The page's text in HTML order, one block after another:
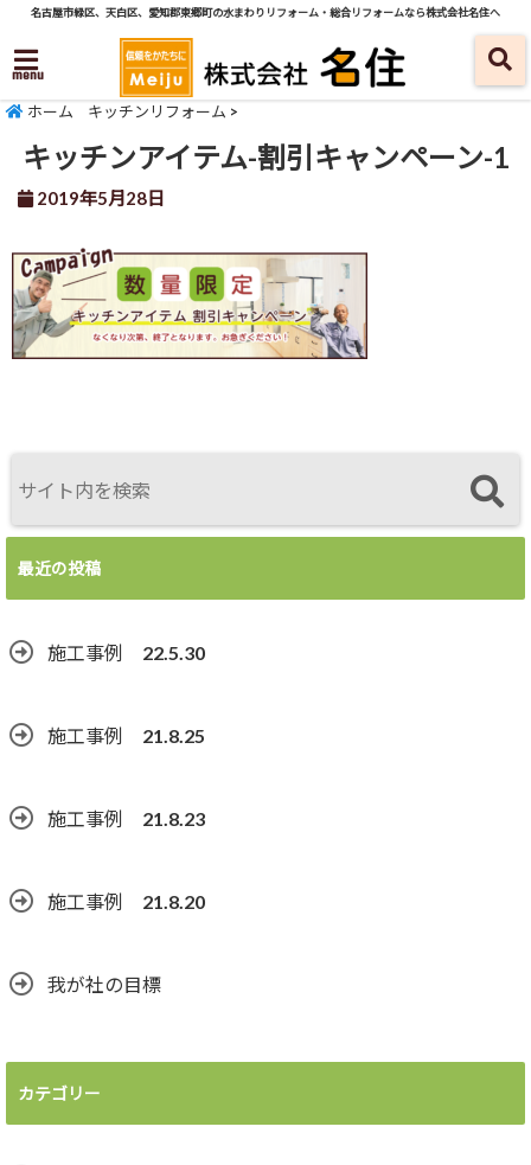
名古屋市緑区、天白区、愛知郡東郷町の水まわりリフォーム・総合リフォームなら株式会社名住へ
menu
ホーム キッチンリフォーム >
キッチンアイテム-割引キャンペーン-1
2019年5月28日
最近の投稿
施工事例 22.5.30
施工事例 21.8.25
施工事例 21.8.23
施工事例 21.8.20
我が社の目標
カテゴリー